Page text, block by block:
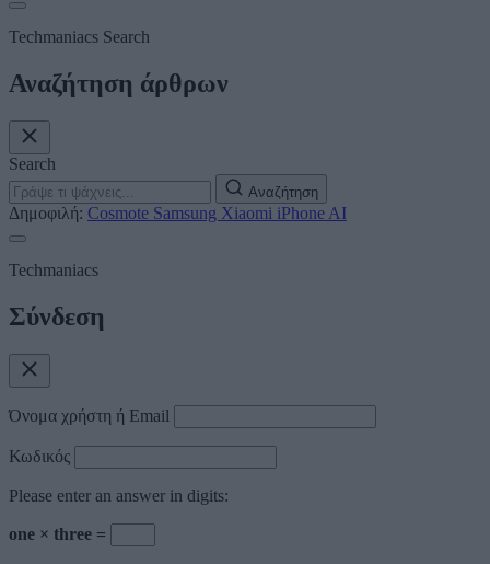
Techmaniacs Search
Αναζήτηση άρθρων
Search
Αναζήτηση
Δημοφιλή: Cosmote Samsung Xiaomi iPhone AI
Techmaniacs
Σύνδεση
Όνομα χρήστη ή Email
Κωδικός
Please enter an answer in digits:
one × three =